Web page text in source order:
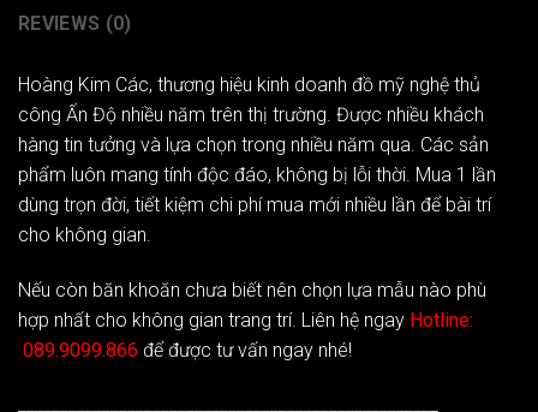
REVIEWS (0)
Hoàng Kim Các, thương hiệu kinh doanh đồ mỹ nghệ thủ
công Ấn Độ nhiều năm trên thị trường. Được nhiều khách
hàng tin tưởng và lựa chọn trong nhiều năm qua. Các sản
phẩm luôn mang tính độc đáo, không bị lỗi thời. Mua 1 lần
dùng trọn đời, tiết kiệm chi phí mua mới nhiều lần để bài trí
cho không gian.
Nếu còn băn khoăn chưa biết nên chọn lựa mẫu nào phù
hợp nhất cho không gian trang trí. Liên hệ ngay Hotline:
089.9099.866 để được tư vấn ngay nhé!